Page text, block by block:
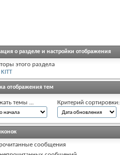
о разделе и настройки отображения
этого раздела
KITT
отображения тем
темы ... Критерий сортировки:
сообщения